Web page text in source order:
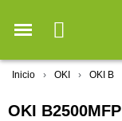
Inicio OKI OKI B
OKI B2500MFP